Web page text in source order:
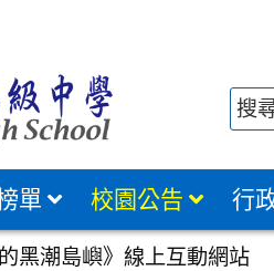
單 校園公告 行
黑潮島嶼》線上互動網站